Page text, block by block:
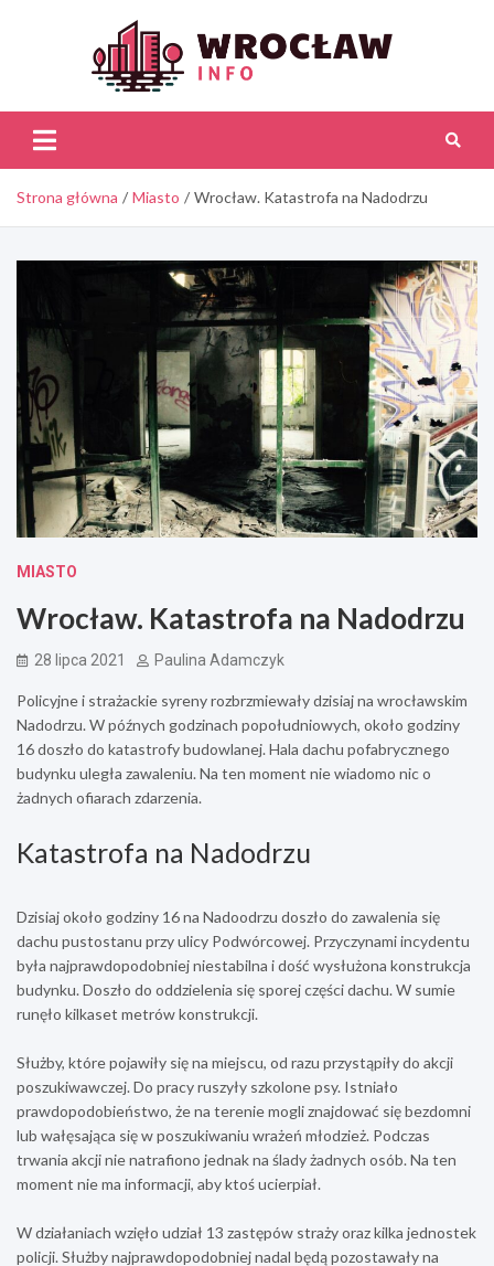
Strona główna Miasto Wrocław. Katastrofa na Nadodrzu
MIASTO
Wrocław. Katastrofa na Nadodrzu
28 lipca 2021 Paulina Adamczyk
Policyjne i strażackie syreny rozbrzmiewały dzisiaj na wrocławskim
Nadodrzu. W późnych godzinach popołudniowych, około godziny
16 doszło do katastrofy budowlanej. Hala dachu pofabrycznego
budynku uległa zawaleniu. Na ten moment nie wiadomo nic o
żadnych ofiarach zdarzenia.
Katastrofa na Nadodrzu
Dzisiaj około godziny 16 na Nadoodrzu doszło do zawalenia się
dachu pustostanu przy ulicy Podwórcowej. Przyczynami incydentu
była najprawdopodobniej niestabilna i dość wysłużona konstrukcja
budynku. Doszło do oddzielenia się sporej części dachu. W sumie
runęło kilkaset metrów konstrukcji.
Służby, które pojawiły się na miejscu, od razu przystąpiły do akcji
poszukiwawczej. Do pracy ruszyły szkolone psy. Istniało
prawdopodobieństwo, że na terenie mogli znajdować się bezdomni
lub wałęsająca się w poszukiwaniu wrażeń młodzież. Podczas
trwania akcji nie natrafiono jednak na ślady żadnych osób. Na ten
moment nie ma informacji, aby ktoś ucierpiał.
W działaniach wzięło udział 13 zastępów straży oraz kilka jednostek
policji. Służby najprawdopodobniej nadal będą pozostawały na